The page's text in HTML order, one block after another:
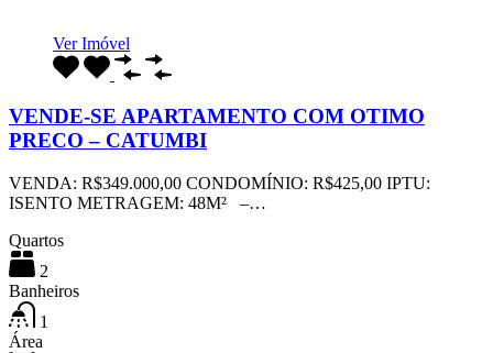
Ver Imóvel
VENDE-SE APARTAMENTO COM OTIMO
PRECO – CATUMBI
VENDA: R$349.000,00 CONDOMÍNIO: R$425,00 IPTU:
ISENTO METRAGEM: 48M² –…
Quartos
2
Banheiros
1
Área